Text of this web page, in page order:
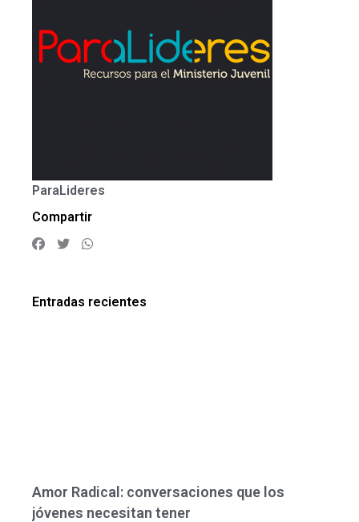
ParaLideres
Compartir
Entradas recientes
Amor Radical: conversaciones que los
jóvenes necesitan tener